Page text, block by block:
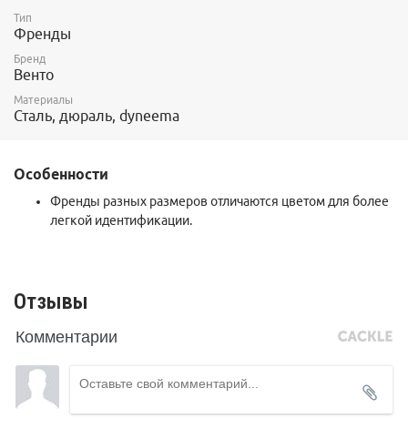
Тип
Френды
Бренд
Венто
Материалы
Сталь, дюраль, dyneema
Особенности
Френды разных размеров отличаются цветом для более
легкой идентификации.
Отзывы
Комментарии